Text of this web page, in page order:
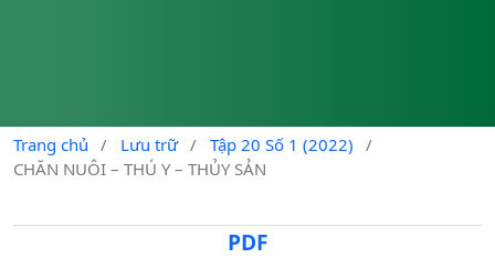
Trang chủ / Lưu trữ / Tập 20 Số 1 (2022)
/
CHĂN NUÔI – THÚ Y – THỦY SẢN
PDF